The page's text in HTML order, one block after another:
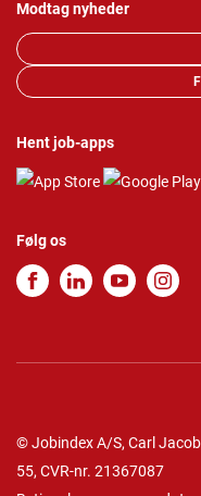
Modtag nyheder
Hent job-apps
Følg os
© Jobindex A/S, Carl
55, CVR-nr. 21367087